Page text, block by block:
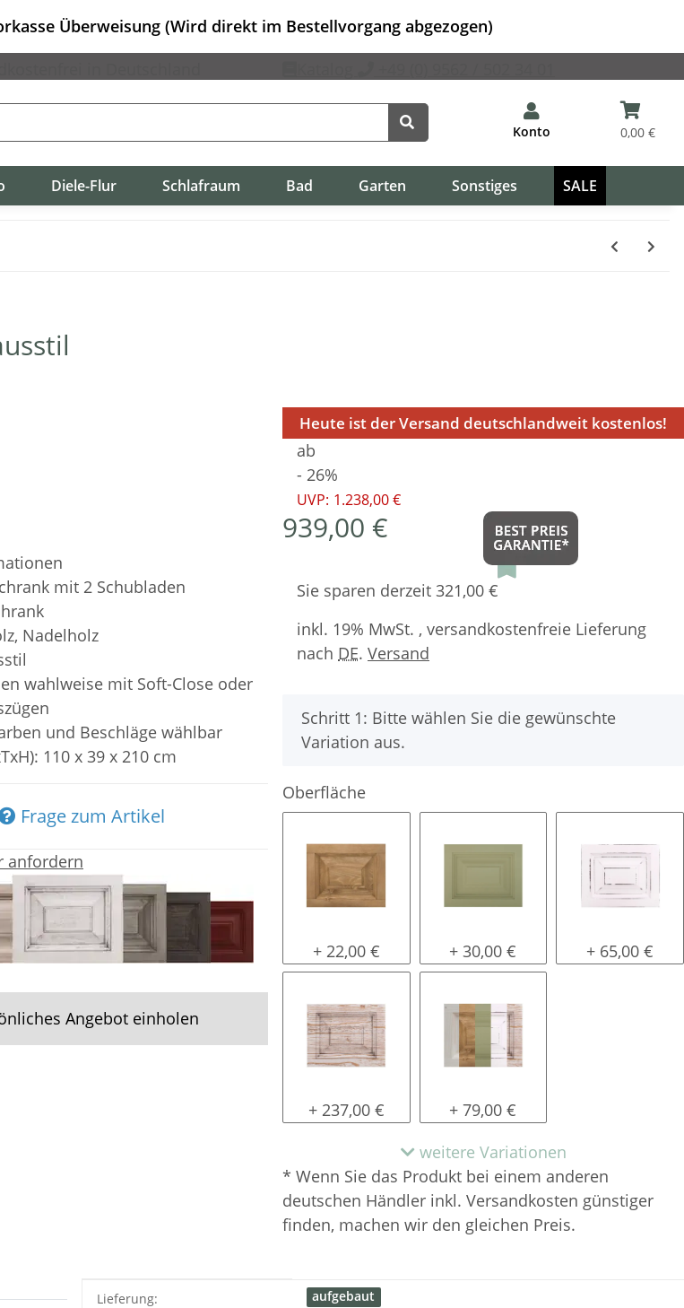
Überweisung (Wird direkt im Bestellvorgang abgezogen)
Konto 0,00 €
Diele-Flur Schlafraum Bad Garten Sonstiges SALE
mit 2 Schubladen
Nadelholz
wahlweise mit Soft-Close oder
und Beschläge wählbar
110 x 39 x 210 cm
Frage zum Artikel
anfordern
Angebot einholen
Heute ist der Versand deutschlandweit kostenlos!
ab
- 26%
UVP: 1.238,00 €
939,00 €
Sie sparen derzeit 321,00 €
inkl. 19% MwSt. , versandkostenfreie Lieferung
nach DE. Versand
x
Schritt 1: Bitte wählen Sie die gewünschte
Variation aus.
Oberfläche
gewachst
+ 22,00 € lackiert
+ 30,00 € shabby chic
+ 65,00 €
tief gebürstet
+ 237,00 € Konfigurator alles frei wählbar
+ 79,00 €
weitere Variationen
* Wenn Sie das Produkt bei einem anderen
deutschen Händler inkl. Versandkosten günstiger
finden, machen wir den gleichen Preis.
Produkteigenschaft
Wert
Lieferung: aufgebaut